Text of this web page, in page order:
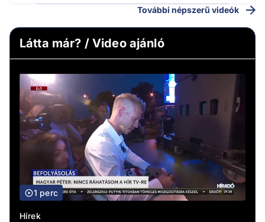
További népszerű videók
Látta már? / Video ajánló
1 perc
Hírek